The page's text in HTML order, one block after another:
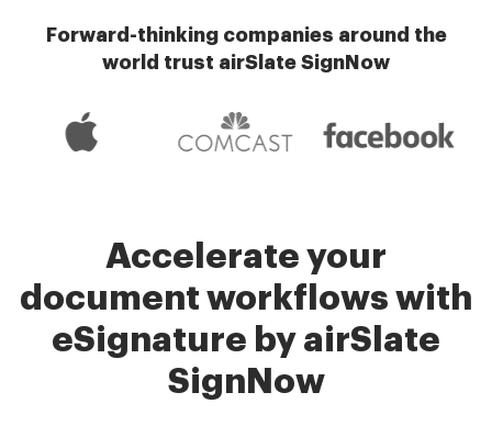
Forward-thinking companies around the
world trust airSlate SignNow
Accelerate your
document workflows with
eSignature by airSlate
SignNow